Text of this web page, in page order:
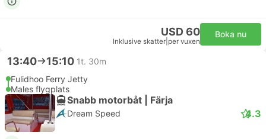
USD 60
Inklusive skatter per vuxen
Boka nu
13:40 15:10 1t. 30m
Fulidhoo Ferry Jetty
Males flygplats
Snabb motorbåt | Färja
Dream Speed 4.3